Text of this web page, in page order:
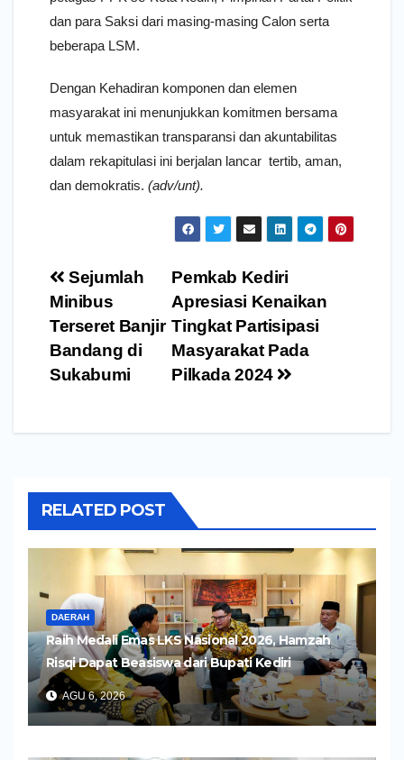
dan para Saksi dari masing-masing Calon serta
beberapa LSM.
Dengan Kehadiran komponen dan elemen
masyarakat ini menunjukkan komitmen bersama
untuk memastikan transparansi dan akuntabilitas
dalam rekapitulasi ini berjalan lancar tertib, aman,
dan demokratis. (adv/unt).
Navigasi
pos
Pemkab Kediri
Apresiasi Kenaikan
Tingkat Partisipasi
Masyarakat Pada
Pilkada 2024
Sejumlah
Minibus
Terseret Banjir
Bandang di
Sukabumi
RELATED POST
DAERAH
Raih Medali Emas LKS Nasional 2026, Hamzah
Risqi Dapat Beasiswa dari Bupati Kediri
AGU 6, 2026